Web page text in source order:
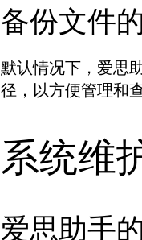
备份文件
默认情况下，爱思
径，以方便管理和查
系统维
爱思助手